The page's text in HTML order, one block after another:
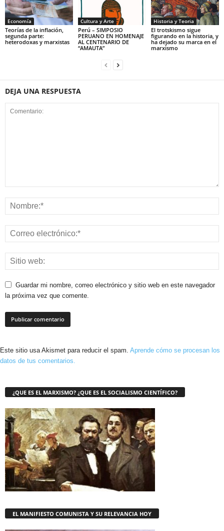
Economía
Teorías de la inflación,
segunda parte:
heterodoxas y marxistas
Cultura y Arte
Perú – SIMPOSIO
PERUANO EN HOMENAJE
AL CENTENARIO DE
“AMAUTA”
Historia y Teoria
El trotskismo sigue
figurando en la historia, y
ha dejado su marca en el
marxismo
DEJA UNA RESPUESTA
Guardar mi nombre, correo electrónico y sitio web en este navegador
la próxima vez que comente.
Este sitio usa Akismet para reducir el spam. Aprende cómo se procesan los
datos de tus comentarios.
¿QUE ES EL MARXISMO? ¿QUE ES EL SOCIALISMO CIENTÍFICO?
EL MANIFIESTO COMUNISTA Y SU RELEVANCIA HOY